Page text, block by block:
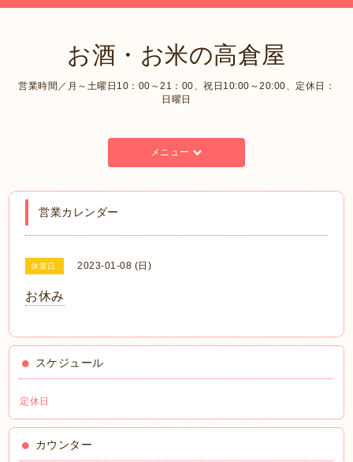
お酒・お米の高倉屋
営業時間／月～土曜日10：00～21：00、祝日10:00～20:00、定休日：
日曜日
メニュー
営業カレンダー
休業日 2023-01-08 (日)
お休み
スケジュール
定休日
カウンター